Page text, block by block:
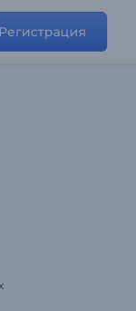
Регистрация